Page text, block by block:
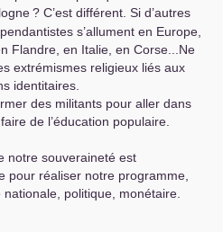
? C’est différent. Si d’autres
s’allument en Europe,
Flandre, en Italie, en Corse...Ne
extrémismes religieux liés aux
identitaires.
des militants pour aller dans
de l’éducation populaire.
notre souveraineté est
pour réaliser notre programme,
politique, monétaire.